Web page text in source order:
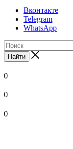
Вконтакте
Telegram
WhatsApp
Найти
0
0
0